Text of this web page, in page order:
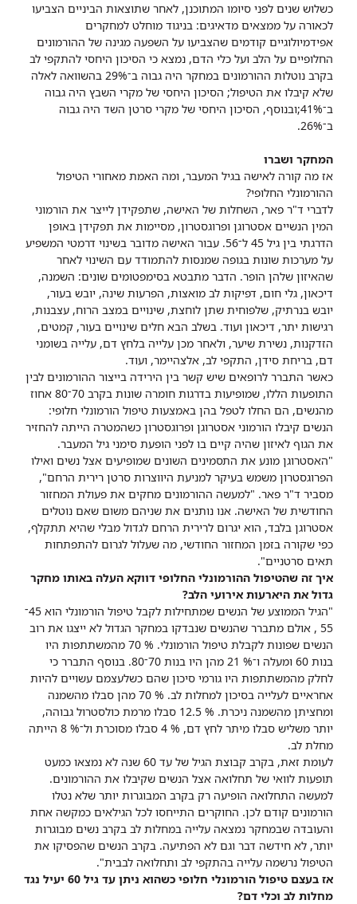
כשלוש שנים לפני סיומו המתוכנן, לאחר שתוצאות הביניים הצביעו
לכאורה על ממצאים מדאיגים: בניגוד מוחלט למחקרים
אפידמיולוגיים קודמים שהצביעו על השפעה מגינה של ההורמונים
החלופיים על הלב ועל כלי הדם, נמצא כי הסיכון היחסי להתקפי לב
בקרב נוטלות ההורמונים במחקר היה גבוה ב־29% בהשוואה לאלה
שלא קיבלו את הטיפול; הסיכון היחסי של מקרי השבץ היה גבוה
ב־41%;ובנוסף, הסיכון היחסי של מקרי סרטן השד היה גבוה
ב־26%.
המחקר ושברו
אז מה קורה לאישה בגיל המעבר, ומה האמת מאחורי הטיפול
ההורמונלי החלופי?
לדברי ד"ר פאר, השחלות של האישה, שתפקידן לייצר את הורמוני
המין הנשיים אסטרוגן ופרוגסטרון, מסיימות את תפקידן באופן
הדרגתי בין גיל 45 ל־56. עבור האישה מדובר בשינוי דרמטי המשפיע
על מערכות שונות בגופה שמנסות להתמודד עם השינוי לאחר
שהאיזון שלהן הופר. הדבר מתבטא בסימפטומים שונים: השמנה,
דיכאון, גלי חום, דפיקות לב מואצות, הפרעות שינה, יובש בעור,
יובש בנרתיק, שלפוחית שתן לוחצת, שינויים במצב הרוח, עצבנות,
רגישות יתר, דיכאון ועוד. בשלב הבא חלים שינויים בעור, קמטים,
הזדקנות, נשירת שיער, ולאחר מכן עלייה בלחץ דם, עלייה בשומני
דם, בריחת סידן, התקפי לב, אלצהיימר, ועוד.
כאשר התברר לרופאים שיש קשר בין הירידה בייצור ההורמונים לבין
התופעות הללו, שמופיעות בדרגות חומרה שונות בקרב 70־80 אחוז
מהנשים, הם החלו לטפל בהן באמצעות טיפול הורמונלי חלופי:
הנשים קיבלו הורמוני אסטרוגן ופרוגסטרון כשהמטרה הייתה להחזיר
את הגוף לאיזון שהיה קיים בו לפני הופעת סימני גיל המעבר.
"האסטרוגן מונע את התסמינים השונים שמופיעים אצל נשים ואילו
הפרוגסטרון משמש בעיקר למניעת היווצרות סרטן רירית הרחם",
מסביר ד"ר פאר. "למעשה ההורמונים מחקים את פעולת המחזור
החודשית של האישה. אנו נותנים את שניהם משום שאם נוטלים
אסטרוגן בלבד, הוא יגרום לרירית הרחם לגדול מבלי שהיא תתקלף,
כפי שקורה בזמן המחזור החודשי, מה שעלול לגרום להתפתחות
תאים סרטניים".
איך זה שהטיפול ההורמונלי החלופי דווקא העלה באותו מחקר
גדול את היארעות אירועי הלב?
"הגיל הממוצע של הנשים שמתחילות לקבל טיפול הורמונלי הוא 45־
55 , אולם מתברר שהנשים שנבדקו במחקר הגדול לא ייצגו את רוב
הנשים שפונות לקבלת טיפול הורמונלי. % 70 מהמשתתפות היו
בנות 60 ומעלה ו־% 21 מהן היו בנות 70־80. בנוסף התברר כי
לחלק מהמשתתפות היו גורמי סיכון שהם כשלעצמם עשויים להיות
אחראיים לעלייה בסיכון למחלות לב. % 70 מהן סבלו מהשמנה
ומחציתן מהשמנה ניכרת. % 12.5 סבלו מרמת כולסטרול גבוהה,
יותר משליש סבלו מיתר לחץ דם, % 4 סבלו מסוכרת ול־% 8 הייתה
מחלת לב.
לעומת זאת, בקרב קבוצת הגיל של עד 60 שנה לא נמצאו כמעט
תופעות לוואי של תחלואה אצל הנשים שקיבלו את ההורמונים.
למעשה התחלואה הופיעה רק בקרב המבוגרות יותר שלא נטלו
הורמונים קודם לכן. החוקרים התייחסו לכל הגילאים כמקשה אחת
והעובדה שבמחקר נמצאה עלייה במחלות לב בקרב נשים מבוגרות
יותר, לא חידשה דבר וגם לא הפתיעה. בקרב הנשים שהפסיקו את
הטיפול נרשמה עלייה בהתקפי לב ותחלואה לבבית".
אז בעצם טיפול הורמונלי חלופי כשהוא ניתן עד גיל 60 יעיל נגד
מחלות לב וכלי דם?